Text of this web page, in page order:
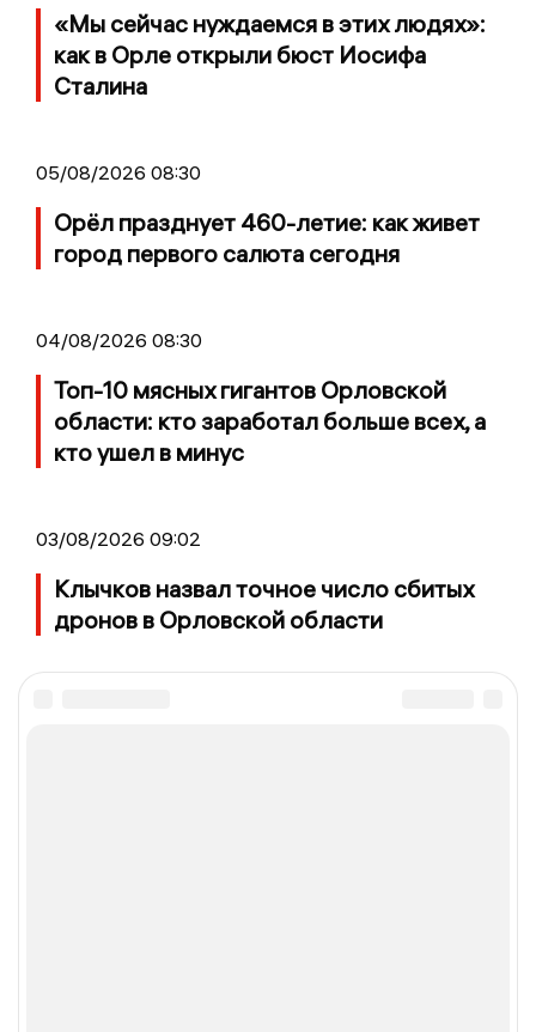
«Мы сейчас нуждаемся в этих людях»:
как в Орле открыли бюст Иосифа
Сталина
05/08/2026 08:30
Орёл празднует 460-летие: как живет
город первого салюта сегодня
04/08/2026 08:30
Топ-10 мясных гигантов Орловской
области: кто заработал больше всех, а
кто ушел в минус
03/08/2026 09:02
Клычков назвал точное число сбитых
дронов в Орловской области